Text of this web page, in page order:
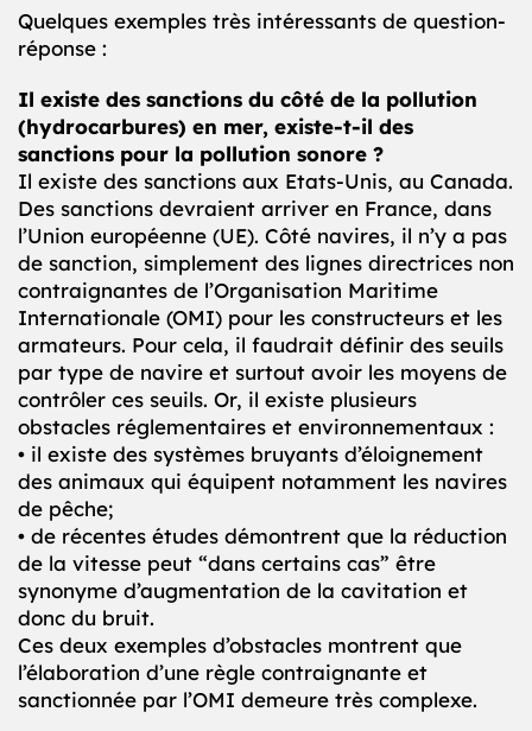
Quelques exemples très intéressants de question-
réponse :
Il existe des sanctions du côté de la pollution
(hydrocarbures) en mer, existe-t-il des
sanctions pour la pollution sonore ?
Il existe des sanctions aux Etats-Unis, au Canada.
Des sanctions devraient arriver en France, dans
l’Union européenne (UE). Côté navires, il n’y a pas
de sanction, simplement des lignes directrices non
contraignantes de l’Organisation Maritime
Internationale (OMI) pour les constructeurs et les
armateurs. Pour cela, il faudrait définir des seuils
par type de navire et surtout avoir les moyens de
contrôler ces seuils. Or, il existe plusieurs
obstacles réglementaires et environnementaux :
• il existe des systèmes bruyants d’éloignement
des animaux qui équipent notamment les navires
de pêche;
• de récentes études démontrent que la réduction
de la vitesse peut “dans certains cas” être
synonyme d’augmentation de la cavitation et
donc du bruit.
Ces deux exemples d’obstacles montrent que
l’élaboration d’une règle contraignante et
sanctionnée par l’OMI demeure très complexe.